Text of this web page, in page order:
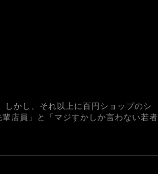
かし、それ以上に百円ショップのシ
店員」と「マジすかしか言わない若者